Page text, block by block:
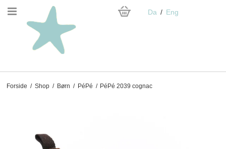
Da Eng
Forside / Shop / Børn / PéPé / PéPé 2039 cognac